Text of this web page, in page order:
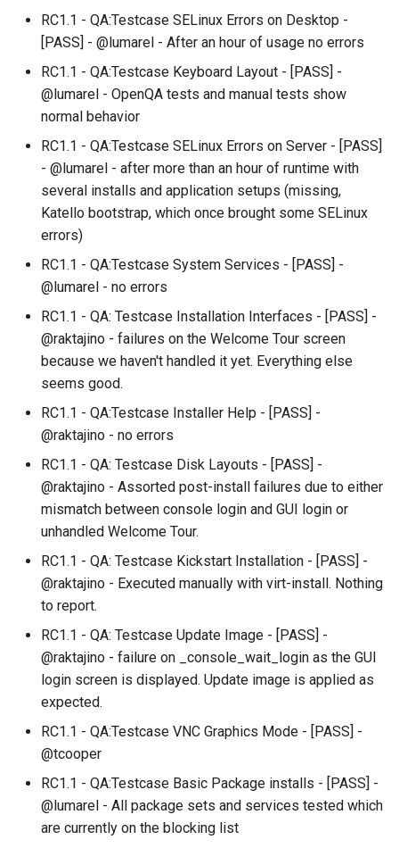
RC1.1 - QA:Testcase SELinux Errors on Desktop -
[PASS] - @lumarel - After an hour of usage no errors
RC1.1 - QA:Testcase Keyboard Layout - [PASS] -
@lumarel - OpenQA tests and manual tests show
normal behavior
RC1.1 - QA:Testcase SELinux Errors on Server - [PASS]
- @lumarel - after more than an hour of runtime with
several installs and application setups (missing,
Katello bootstrap, which once brought some SELinux
errors)
RC1.1 - QA:Testcase System Services - [PASS] -
@lumarel - no errors
RC1.1 - QA: Testcase Installation Interfaces - [PASS] -
@raktajino - failures on the Welcome Tour screen
because we haven't handled it yet. Everything else
seems good.
RC1.1 - QA:Testcase Installer Help - [PASS] -
@raktajino - no errors
RC1.1 - QA: Testcase Disk Layouts - [PASS] -
@raktajino - Assorted post-install failures due to either
mismatch between console login and GUI login or
unhandled Welcome Tour.
RC1.1 - QA: Testcase Kickstart Installation - [PASS] -
@raktajino - Executed manually with virt-install. Nothing
to report.
RC1.1 - QA: Testcase Update Image - [PASS] -
@raktajino - failure on _console_wait_login as the GUI
login screen is displayed. Update image is applied as
expected.
RC1.1 - QA:Testcase VNC Graphics Mode - [PASS] -
@tcooper
RC1.1 - QA:Testcase Basic Package installs - [PASS] -
@lumarel - All package sets and services tested which
are currently on the blocking list